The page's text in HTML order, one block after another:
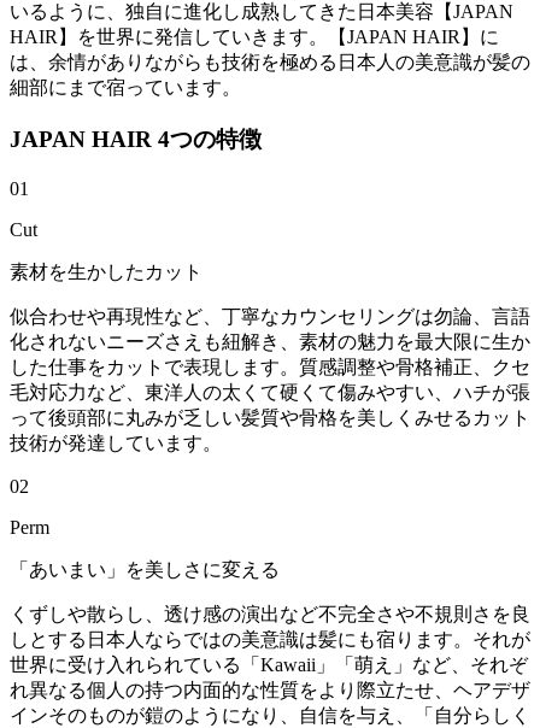
いるように、独自に進化し成熟してきた日本美容【JAPAN
HAIR】を世界に発信していきます。【JAPAN HAIR】に
は、余情がありながらも技術を極める日本人の美意識が髪の
細部にまで宿っています。
JAPAN HAIR 4つの特徴
01
Cut
素材を生かしたカット
似合わせや再現性など、丁寧なカウンセリングは勿論、言語
化されないニーズさえも紐解き、素材の魅力を最大限に生か
した仕事をカットで表現します。質感調整や骨格補正、クセ
毛対応力など、東洋人の太くて硬くて傷みやすい、ハチが張
って後頭部に丸みが乏しい髪質や骨格を美しくみせるカット
技術が発達しています。
02
Perm
「あいまい」を美しさに変える
くずしや散らし、透け感の演出など不完全さや不規則さを良
しとする日本人ならではの美意識は髪にも宿ります。それが
世界に受け入れられている「Kawaii」「萌え」など、それぞ
れ異なる個人の持つ内面的な性質をより際立たせ、ヘアデザ
インそのものが鎧のようになり、自信を与え、「自分らしく